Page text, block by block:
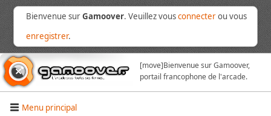
Bienvenue surGamoover. Veuillez vousconnecterou vous
enregistrer.
[move]Bienvenue sur Gamoover,
portail francophone de l'arcade.
Menu principal